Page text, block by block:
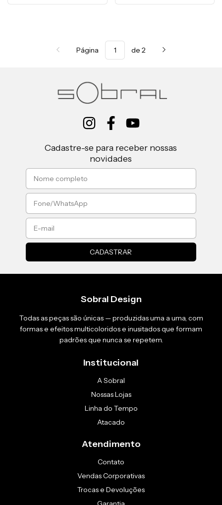
Página de 2
Cadastre-se para receber nossas
novidades
Sobral Design
Todas as peças são únicas — produzidas uma a uma, com
formas e efeitos multicoloridos e inusitados que formam
padrões que nunca se repetem.
Institucional
A Sobral
Nossas Lojas
Linha do Tempo
Atacado
Atendimento
Contato
Vendas Corporativas
Trocas e Devoluções